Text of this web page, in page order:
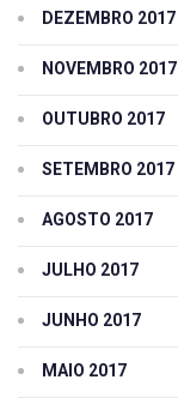
DEZEMBRO 2017
NOVEMBRO 2017
OUTUBRO 2017
SETEMBRO 2017
AGOSTO 2017
JULHO 2017
JUNHO 2017
MAIO 2017